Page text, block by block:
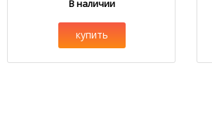
В наличии
купить